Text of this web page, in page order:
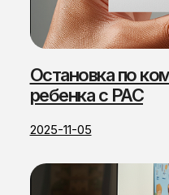
Остановка по
ребенка с РАС
2025-11-05